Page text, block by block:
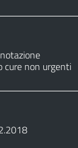
cure non urgenti